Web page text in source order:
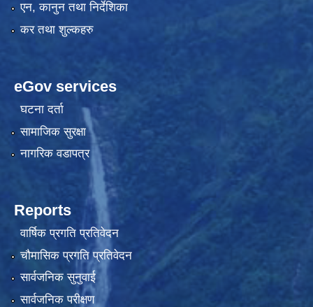
एन, कानुन तथा निर्देशिका
कर तथा शुल्कहरु
eGov services
घटना दर्ता
सामाजिक सुरक्षा
नागरिक वडापत्र
Reports
वार्षिक प्रगति प्रतिवेदन
चौमासिक प्रगति प्रतिवेदन
सार्वजनिक सुनुवाई
सार्वजनिक परीक्षण